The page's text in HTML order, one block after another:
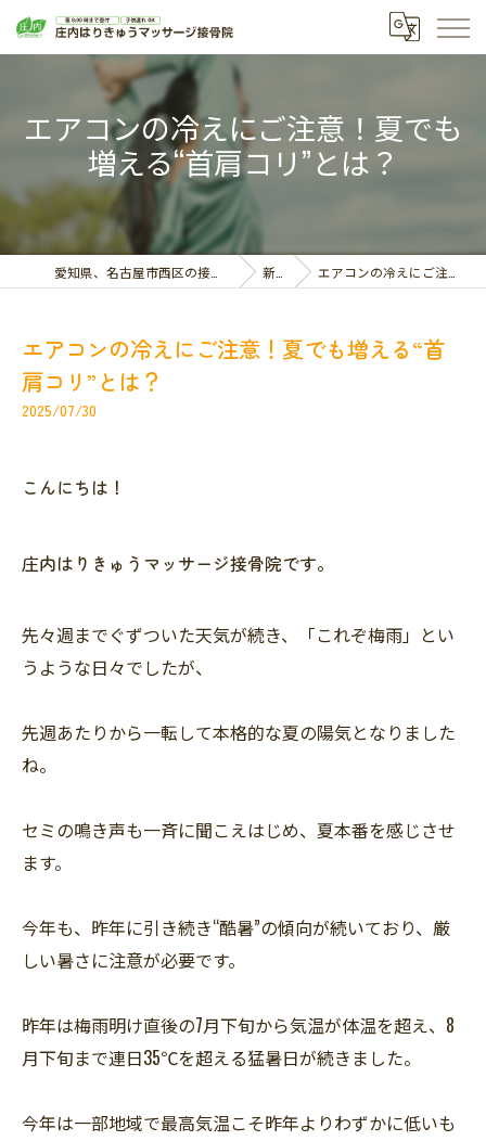
エアコンの冷えにご注意！夏でも
増える“首肩コリ”とは？
新着情報 エアコンの冷えにご注意！夏でも増える“首肩コリ”とは？
エアコンの冷えにご注意！夏でも増える“首
肩コリ”とは？
2025/07/30
こんにちは！
庄内はりきゅうマッサージ接骨院です。
先々週までぐずついた天気が続き、「これぞ梅雨」とい
うような日々でしたが、
先週あたりから一転して本格的な夏の陽気となりました
ね。
セミの鳴き声も一斉に聞こえはじめ、夏本番を感じさせ
ます。
今年も、昨年に引き続き“酷暑”の傾向が続いており、厳
しい暑さに注意が必要です。
昨年は梅雨明け直後の7月下旬から気温が体温を超え、8
月下旬まで連日35℃を超える猛暑日が続きました。
今年は一部地域で最高気温こそ昨年よりわずかに低いも